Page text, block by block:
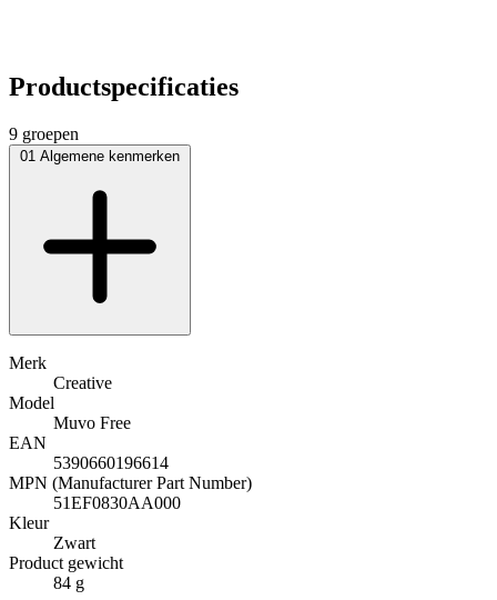
Productspecificaties
9 groepen
01 Algemene kenmerken
Merk
Creative
Model
Muvo Free
EAN
5390660196614
MPN (Manufacturer Part Number)
51EF0830AA000
Kleur
Zwart
Product gewicht
84 g